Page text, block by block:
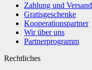
Zahlung und Versand
Gratisgeschenke
Kooperationspartner
Wir über uns
Partnerprogramm
Rechtliches